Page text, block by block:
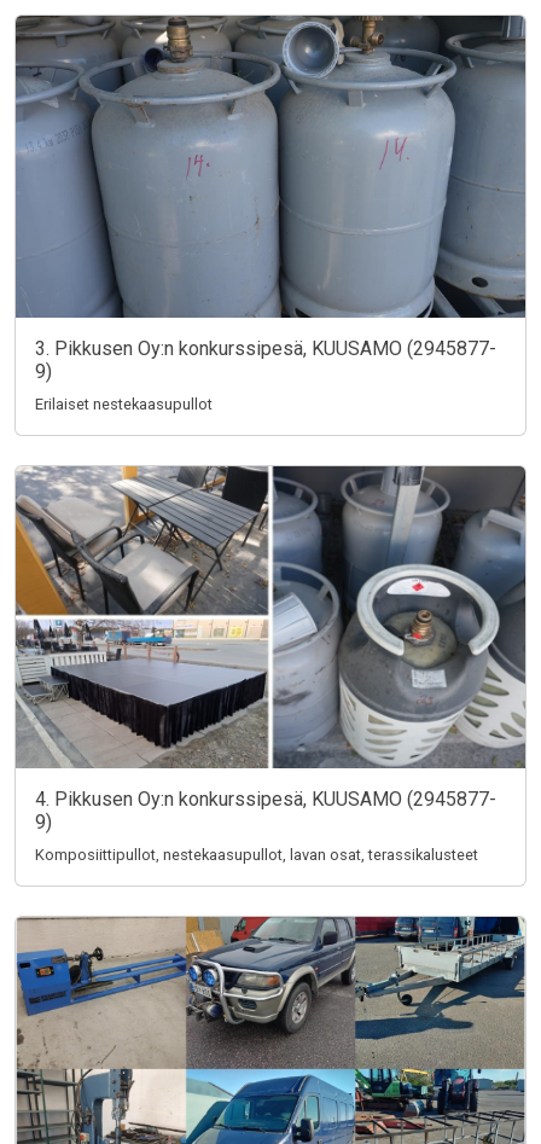
3. Pikkusen Oy:n konkurssipesä, KUUSAMO (2945877-
9)
Erilaiset nestekaasupullot
4. Pikkusen Oy:n konkurssipesä, KUUSAMO (2945877-
9)
Komposiittipullot, nestekaasupullot, lavan osat, terassikalusteet